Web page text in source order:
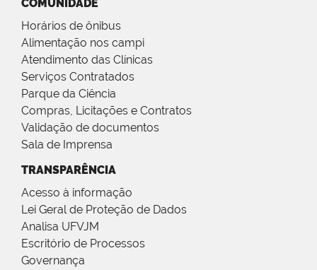
COMUNIDADE
Horários de ônibus
Alimentação nos campi
Atendimento das Clínicas
Serviços Contratados
Parque da Ciência
Compras, Licitações e Contratos
Validação de documentos
Sala de Imprensa
TRANSPARÊNCIA
Acesso à informação
Lei Geral de Proteção de Dados
Analisa UFVJM
Escritório de Processos
Governança